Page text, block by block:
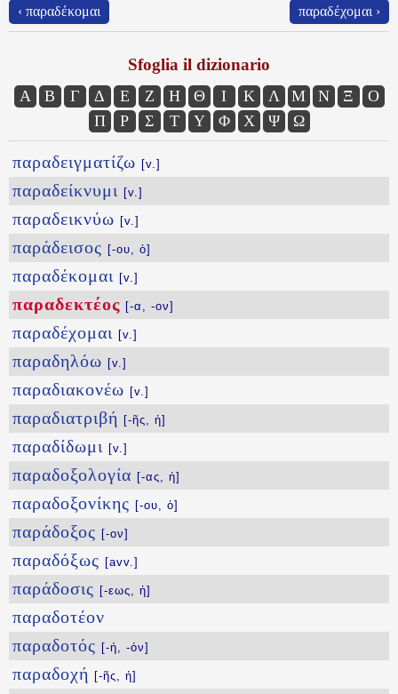
‹ παραδέκομαι παραδέχομαι ›
Sfoglia il dizionario
Α Β Γ Δ Ε Ζ Η Θ Ι Κ Λ Μ Ν Ξ
Ο
Π
Ρ Σ Τ Υ Φ Χ Ψ Ω
παραδειγματίζω [v.]
παραδείκνυμι [v.]
παραδεικνύω [v.]
παράδεισος [-ου, ὁ]
παραδέκομαι [v.]
παραδεκτέος [-α, -ον]
παραδέχομαι [v.]
παραδηλόω [v.]
παραδιακονέω [v.]
παραδιατριβή [-ῆς, ἡ]
παραδίδωμι [v.]
παραδοξολογία [-ας, ἡ]
παραδοξονίκης [-ου, ὁ]
παράδοξος [-ον]
παραδόξως [avv.]
παράδοσις [-εως, ἡ]
παραδοτέον
παραδοτός [-ή, -όν]
παραδοχή [-ῆς, ἡ]